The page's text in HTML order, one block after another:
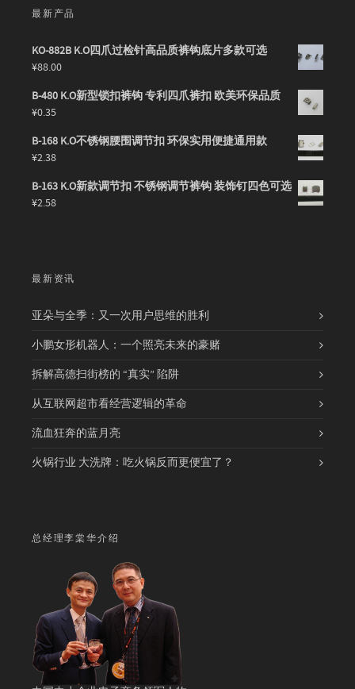
最新产品
KO-882B K.O四爪过检针高品质裤钩底片多款可选
¥88.00
B-480 K.O新型锁扣裤钩 专利四爪裤扣 欧美环保品质
¥0.35
B-168 K.O不锈钢腰围调节扣 环保实用便捷通用款
¥2.38
B-163 K.O新款调节扣 不锈钢调节裤钩 装饰钉四色可选
¥2.58
最新资讯
亚朵与全季：又一次用户思维的胜利
小鹏女形机器人：一个照亮未来的豪赌
拆解高德扫街榜的 “真实” 陷阱
从互联网超市看经营逻辑的革命
流血狂奔的蓝月亮
火锅行业 大洗牌：吃火锅反而更便宜了？
总经理李棠华介绍